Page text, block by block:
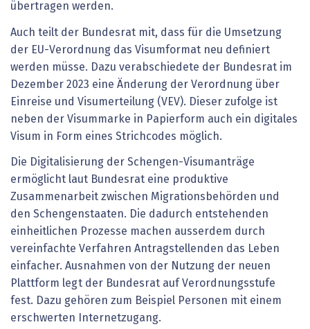
übertragen werden.
Auch teilt der Bundesrat mit, dass für die Umsetzung
der EU-Verordnung das Visumformat neu definiert
werden müsse. Dazu verabschiedete der Bundesrat im
Dezember 2023 eine Änderung der Verordnung über
Einreise und Visumerteilung (VEV). Dieser zufolge ist
neben der Visummarke in Papierform auch ein digitales
Visum in Form eines Strichcodes möglich.
Die Digitalisierung der Schengen-Visumanträge
ermöglicht laut Bundesrat eine produktive
Zusammenarbeit zwischen Migrationsbehörden und
den Schengenstaaten. Die dadurch entstehenden
einheitlichen Prozesse machen ausserdem durch
vereinfachte Verfahren Antragstellenden das Leben
einfacher. Ausnahmen von der Nutzung der neuen
Plattform legt der Bundesrat auf Verordnungsstufe
fest. Dazu gehören zum Beispiel Personen mit einem
erschwerten Internetzugang.